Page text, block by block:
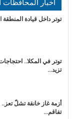
أخبار المحافظات
توتر داخل قيادة
توتر في المكلا..
تزيد…
أزمة غاز خانقة تشلّ
تفاقم…